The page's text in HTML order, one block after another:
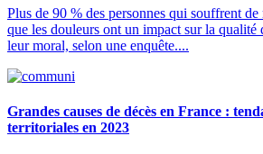
Plus de 90 % des personnes qui souffrent de
que les douleurs ont un impact sur la qualité
leur moral, selon une enquête....
Grandes causes de décès en France :
territoriales en 2023